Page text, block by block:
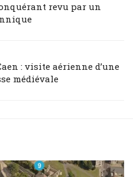
revu par un
: visite aérienne d’une
médiévale